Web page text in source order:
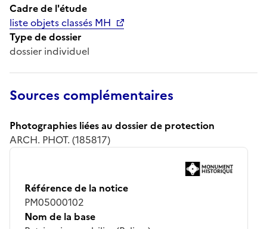
Cadre de l'étude
liste objets classés MH
Type de dossier
dossier individuel
Sources complémentaires
Photographies liées au dossier de protection
ARCH. PHOT. (185817)
Référence de la notice
PM05000102
Nom de la base